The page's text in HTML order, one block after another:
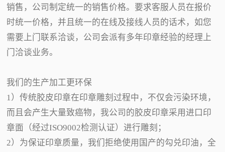
销售，公司制定统一的销售价格。要求客服人员在报价
时统一价格，并且统一的在线及接线人员的话术，如您
需要上门联系洽谈，公司会派有多年印章经验的经理上
门洽谈业务。
我们的生产加工更环保
1）传统胶皮印章在印章雕刻过程中，不仅会污染环境，
而且会产生大量致癌物，我公司的胶皮印章采用进口印
章面（经过ISO9002检测认证）进行雕刻；
2）为保证印章质量，我们拒绝使用国产的勾兑印油，全